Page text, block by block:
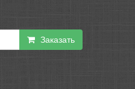
Заказать